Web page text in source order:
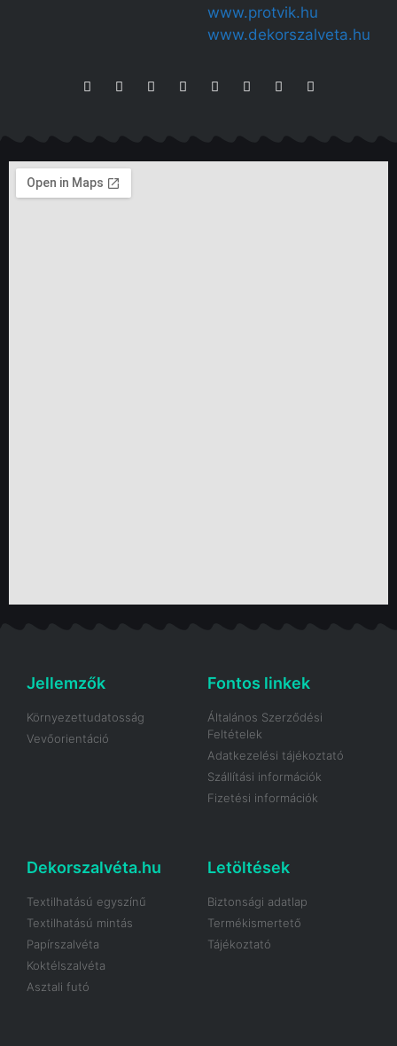
www.protvik.hu
www.dekorszalveta.hu
Jellemzők
Környezettudatosság
Vevőorientáció
Fontos linkek
Általános Szerződési
Feltételek
Adatkezelési tájékoztató
Szállítási információk
Fizetési információk
Dekorszalvéta.hu
Textilhatású egyszínű
Textilhatású mintás
Papírszalvéta
Koktélszalvéta
Asztali futó
Letöltések
Biztonsági adatlap
Termékismertető
Tájékoztató